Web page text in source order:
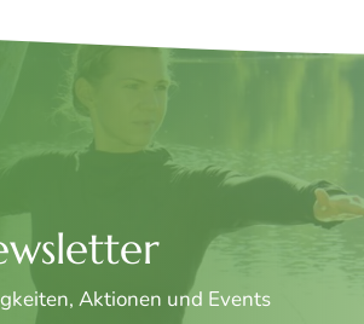
Aktionen und Events